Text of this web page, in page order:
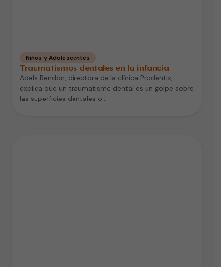
Niños y Adolescentes
Traumatismos dentales en la infancia
Adela Rendón, directora de la clínica Prodentix,
explica que un traumatismo dental es un golpe sobre
las superficies dentales o…